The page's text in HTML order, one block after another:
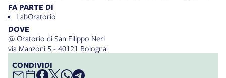
FA PARTE DI
LabOratorio
DOVE
@ Oratorio di San Filippo Neri
via Manzoni 5 - 40121 Bologna
CONDIVIDI